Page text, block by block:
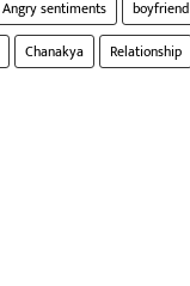
Angry sentiments boyfriend
Chanakya
Relationship